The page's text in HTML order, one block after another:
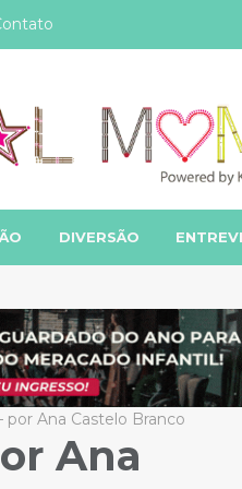
DIVERSÃO
por Ana Castelo Branco
Ana